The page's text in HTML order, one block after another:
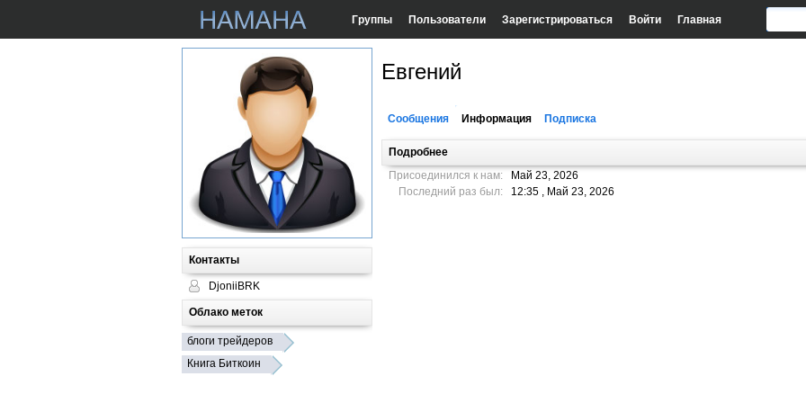
Группы Пользователи Зарегистрироваться Войти Главная
Контакты
DjoniiBRK
Облако меток
блоги трейдеров
Книга Биткоин
Евгений
Сообщения Информация Подписка
Подробнее
Присоединился к нам:
Май 23, 2026
Последний раз был:
12:35 , Май 23, 2026